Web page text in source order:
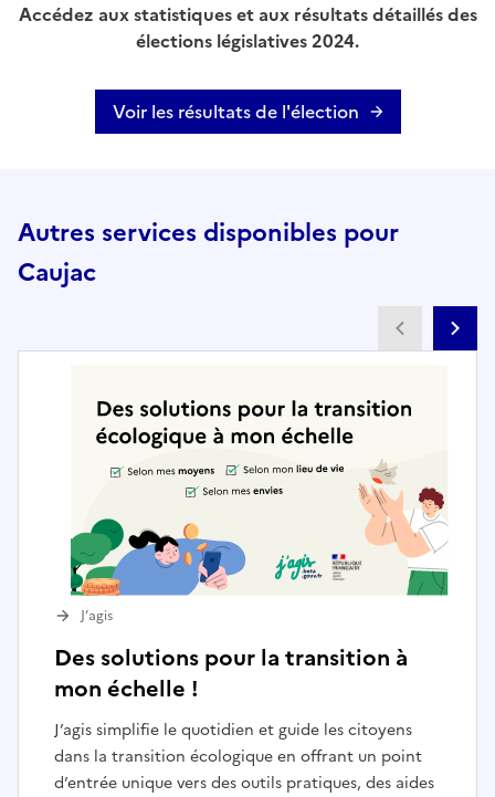
Accédez aux statistiques et aux résultats détaillés des
élections législatives 2024.
Voir les résultats de l'élection
Autres services disponibles pour
Caujac
Des solutions pour la transition à
mon échelle !
J’agis simplifie le quotidien et guide les citoyens
dans la transition écologique en offrant un point
d’entrée unique vers des outils pratiques, des aides
J’agis